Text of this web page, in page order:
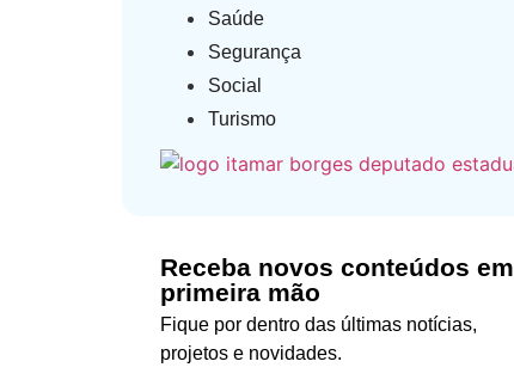
Saúde
Segurança
Social
Turismo
Receba novos conteúdos em
primeira mão
Fique por dentro das últimas notícias,
projetos e novidades.